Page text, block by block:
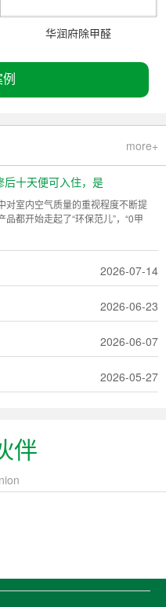
华润府除甲醛
more+
后十天便可入住，是
对室内空气质量的重视程度不断提
品都开始走起了“环保范儿”，“0甲
2026-07-14
2026-06-23
2026-06-07
2026-05-27
伴